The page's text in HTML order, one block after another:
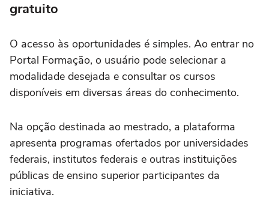
gratuito
O acesso às oportunidades é simples. Ao entrar no
Portal Formação, o usuário pode selecionar a
modalidade desejada e consultar os cursos
disponíveis em diversas áreas do conhecimento.
Na opção destinada ao mestrado, a plataforma
apresenta programas ofertados por universidades
federais, institutos federais e outras instituições
públicas de ensino superior participantes da
iniciativa.